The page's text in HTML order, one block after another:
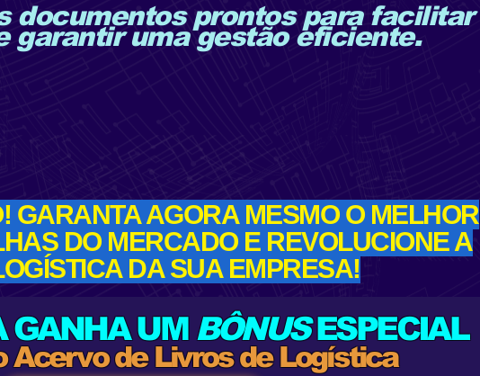
documentos prontos para facilitar
garantir uma gestão eficiente.
GARANTA AGORA MESMO O MELHOR
DO MERCADO E REVOLUCIONE A
DA SUA EMPRESA!
GANHA UM BÔNUSESPECIAL
Acervo de Livros de Logística